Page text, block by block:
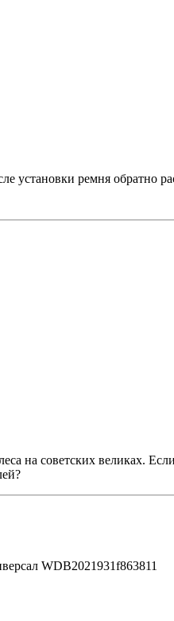
установки ремня обратно
на советских великах.
WDB2021931f863811